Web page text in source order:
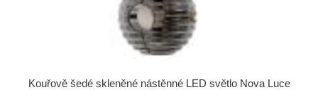
Kouřově šedé skleněné nástěnné LED světlo Nova Luce